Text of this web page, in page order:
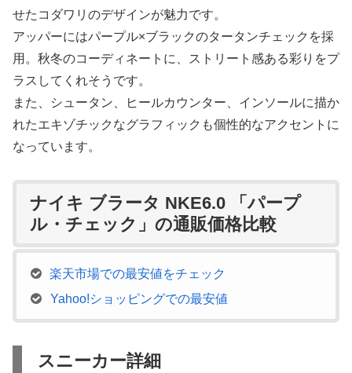
せたコダワリのデザインが魅力です。
アッパーにはパープル×ブラックのタータンチェックを採
用。秋冬のコーディネートに、ストリート感ある彩りをプ
ラスしてくれそうです。
また、シュータン、ヒールカウンター、インソールに描か
れたエキゾチックなグラフィックも個性的なアクセントに
なっています。
ナイキ ブラータ NKE6.0 「パープ
ル・チェック」の通販価格比較
楽天市場での最安値をチェック
Yahoo!ショッピングでの最安値
スニーカー詳細